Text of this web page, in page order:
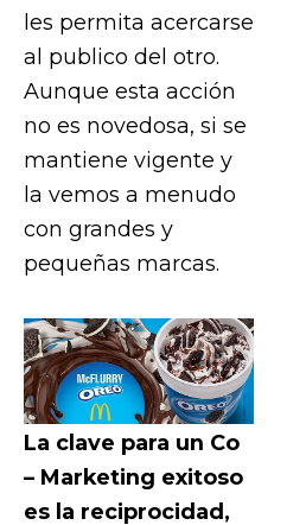
les permita acercarse
al publico del otro.
Aunque esta acción
no es novedosa, si se
mantiene vigente y
la vemos a menudo
con grandes y
pequeñas marcas.
La clave para un Co
– Marketing exitoso
es la reciprocidad,